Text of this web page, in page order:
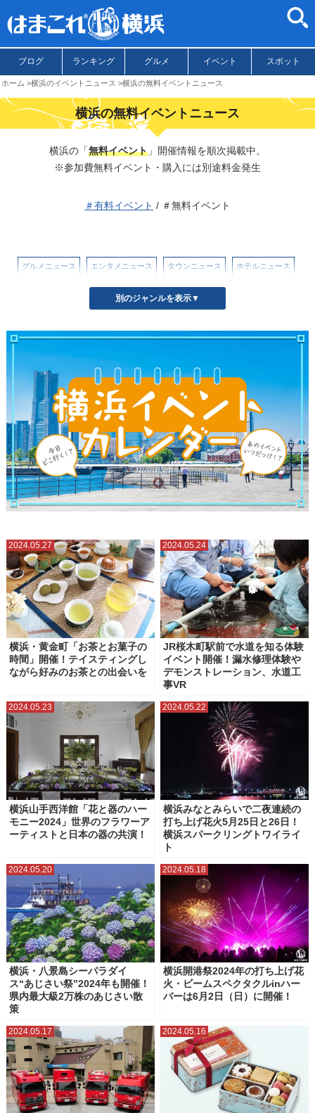
ブログ ランキング グルメ イベント スポット
ホーム 横浜のイベントニュース 横浜の無料イベントニュース
横浜の無料イベントニュース
横浜の「 無料イベント 」開催情報を順次掲載中。
※参加費無料イベント・購入には別途料金発生
＃有料イベント / ＃無料イベント
グルメニュース エンタメニュース タウンニュース ホテルニュース
イベントニュース
別のジャンルを表示▼
2024.05.27
横浜・黄金町「お茶とお菓子の
時間」開催！テイスティングし
ながら好みのお茶との出会いを
2024.05.24
JR桜木町駅前で水道を知る体験
イベント開催！漏水修理体験や
デモンストレーション、水道工
事VR
2024.05.23
横浜山手西洋館「花と器のハー
モニー2024」世界のフラワーア
ーティストと日本の器の共演！
2024.05.22
横浜みなとみらいで二夜連続の
打ち上げ花火5月25日と26日！
横浜スパークリングトワイライ
ト
2024.05.20
横浜・八景島シーパラダイ
ス“あじさい祭”2024年も開催！
県内最大級2万株のあじさい散
策
2024.05.18
横浜開港祭2024年の打ち上げ花
火・ビームスペクタクルinハー
バーは6月2日（日）に開催！
2024.05.17 2024.05.16